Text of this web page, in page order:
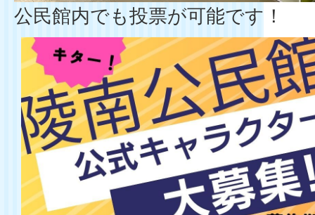
公民館内でも投票が可能です！